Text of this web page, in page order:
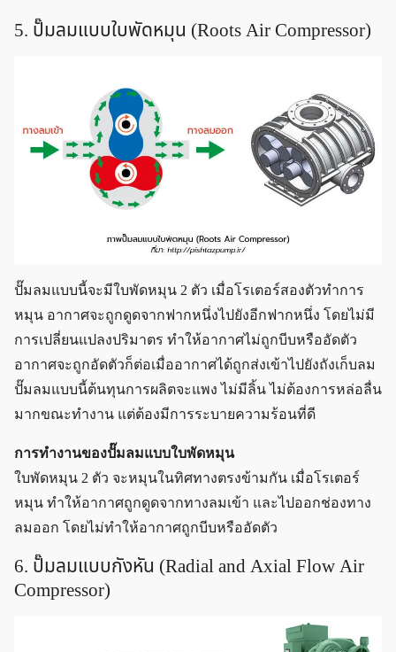
5. ปั๊มลมแบบใบพัดหมุน (Roots Air Compressor)
ปั๊มลมแบบนี้จะมีใบพัดหมุน 2 ตัว เมื่อโรเตอร์สองตัวทำการ
หมุน อากาศจะถูกดูดจากฟากหนึ่งไปยังอีกฟากหนึ่ง โดยไม่มี
การเปลี่ยนแปลงปริมาตร ทำให้อากาศไม่ถูกบีบหรืออัดตัว
อากาศจะถูกอัดตัวก็ต่อเมื่ออากาศได้ถูกส่งเข้าไปยังถังเก็บลม
ปั๊มลมแบบนี้ต้นทุนการผลิตจะแพง ไม่มีลิ้น ไม่ต้องการหล่อลื่น
มากขณะทำงาน แต่ต้องมีการระบายความร้อนที่ดี
การทำงานของปั๊มลมแบบใบพัดหมุน
ใบพัดหมุน 2 ตัว จะหมุนในทิศทางตรงข้ามกัน เมื่อโรเตอร์
หมุน ทำให้อากาศถูกดูดจากทางลมเข้า และไปออกช่องทาง
ลมออก โดยไม่ทำให้อากาศถูกบีบหรืออัดตัว
6. ปั๊มลมแบบกังหัน (Radial and Axial Flow Air
Compressor)